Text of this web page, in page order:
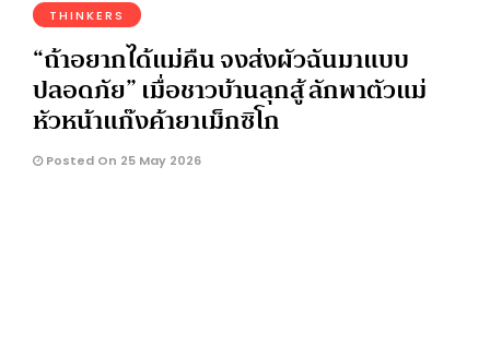
THINKERS
“ถ้าอยากได้แม่คืน จงส่งผัวฉันมาแบบ
ปลอดภัย” เมื่อชาวบ้านลุกสู้ ลักพาตัวแม่
หัวหน้าแก๊งค้ายาเม็กซิโก
Posted On 25 May 2026